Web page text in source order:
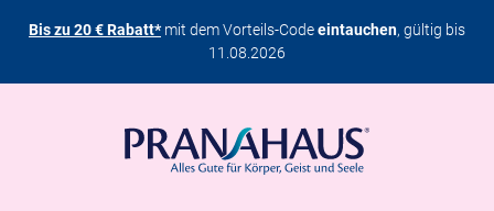
Bis zu 20 € Rabatt*mit dem Vorteils-Codeeintauchen, gültig bis
11.08.2026